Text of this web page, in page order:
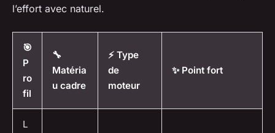
l’effort avec naturel.
🎯
P
ro
fil
🔧
Matéria
u cadre
⚡ Type
de
moteur
✨ Point fort
L